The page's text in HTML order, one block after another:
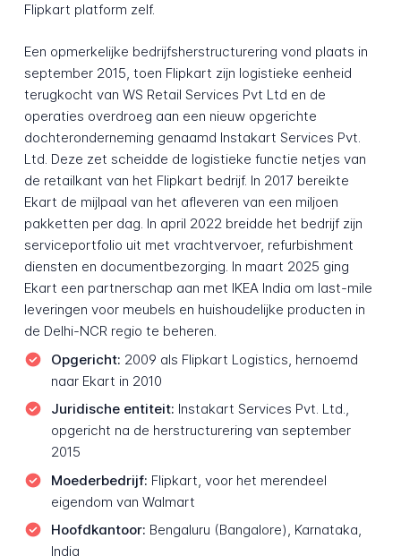
Flipkart platform zelf.
Een opmerkelijke bedrijfsherstructurering vond plaats in
september 2015, toen Flipkart zijn logistieke eenheid
terugkocht van WS Retail Services Pvt Ltd en de
operaties overdroeg aan een nieuw opgerichte
dochteronderneming genaamd Instakart Services Pvt.
Ltd. Deze zet scheidde de logistieke functie netjes van
de retailkant van het Flipkart bedrijf. In 2017 bereikte
Ekart de mijlpaal van het afleveren van een miljoen
pakketten per dag. In april 2022 breidde het bedrijf zijn
serviceportfolio uit met vrachtvervoer, refurbishment
diensten en documentbezorging. In maart 2025 ging
Ekart een partnerschap aan met IKEA India om last-mile
leveringen voor meubels en huishoudelijke producten in
de Delhi-NCR regio te beheren.
Opgericht: 2009 als Flipkart Logistics, hernoemd
naar Ekart in 2010
Juridische entiteit: Instakart Services Pvt. Ltd.,
opgericht na de herstructurering van september
2015
Moederbedrijf: Flipkart, voor het merendeel
eigendom van Walmart
Hoofdkantoor: Bengaluru (Bangalore), Karnataka,
India